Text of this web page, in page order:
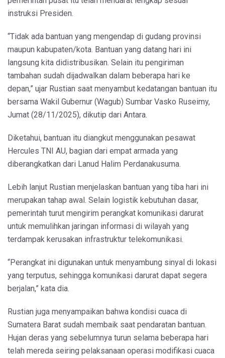
instruksi Presiden.
“Tidak ada bantuan yang mengendap di gudang provinsi
maupun kabupaten/kota. Bantuan yang datang hari ini
langsung kita didistribusikan. Selain itu pengiriman
tambahan sudah dijadwalkan dalam beberapa hari ke
depan,” ujar Rustian saat menyambut kedatangan bantuan itu
bersama Wakil Gubernur (Wagub) Sumbar Vasko Ruseimy,
Jumat (28/11/2025), dikutip dari Antara.
Diketahui, bantuan itu diangkut menggunakan pesawat
Hercules TNI AU, bagian dari empat armada yang
diberangkatkan dari Lanud Halim Perdanakusuma.
Lebih lanjut Rustian menjelaskan bantuan yang tiba hari ini
merupakan tahap awal. Selain logistik kebutuhan dasar,
pemerintah turut mengirim perangkat komunikasi darurat
untuk memulihkan jaringan informasi di wilayah yang
terdampak kerusakan infrastruktur telekomunikasi.
“Perangkat ini digunakan untuk menyambung sinyal di lokasi
yang terputus, sehingga komunikasi darurat dapat segera
berjalan,” kata dia.
Rustian juga menyampaikan bahwa kondisi cuaca di
Sumatera Barat sudah membaik saat pendaratan bantuan.
Hujan deras yang sebelumnya turun selama beberapa hari
telah mereda seiring pelaksanaan operasi modifikasi cuaca